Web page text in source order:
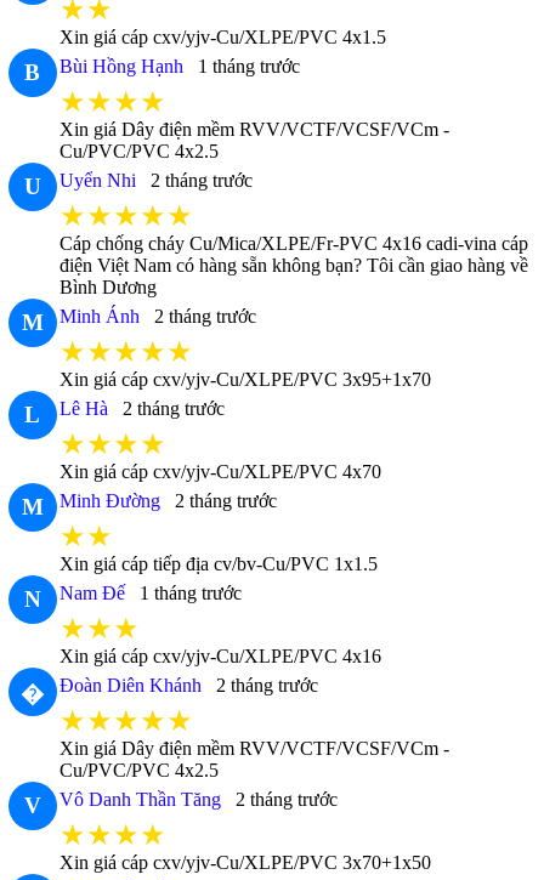
★★
Xin giá cáp cxv/yjv-Cu/XLPE/PVC 4x1.5
B Bùi Hồng Hạnh 1 tháng trước
★★★★
Xin giá Dây điện mềm RVV/VCTF/VCSF/VCm -
Cu/PVC/PVC 4x2.5
U Uyển Nhi 2 tháng trước
★★★★★
Cáp chống cháy Cu/Mica/XLPE/Fr-PVC 4x16 cadi-vina cáp
điện Việt Nam có hàng sẵn không bạn? Tôi cần giao hàng về
Bình Dương
M Minh Ánh 2 tháng trước
★★★★★
Xin giá cáp cxv/yjv-Cu/XLPE/PVC 3x95+1x70
L Lê Hà 2 tháng trước
★★★★
Xin giá cáp cxv/yjv-Cu/XLPE/PVC 4x70
M Minh Đường 2 tháng trước
★★
Xin giá cáp tiếp địa cv/bv-Cu/PVC 1x1.5
N Nam Đế 1 tháng trước
★★★
Xin giá cáp cxv/yjv-Cu/XLPE/PVC 4x16
� Đoàn Diên Khánh 2 tháng trước
★★★★★
Xin giá Dây điện mềm RVV/VCTF/VCSF/VCm -
Cu/PVC/PVC 4x2.5
V Vô Danh Thần Tăng 2 tháng trước
★★★★
Xin giá cáp cxv/yjv-Cu/XLPE/PVC 3x70+1x50